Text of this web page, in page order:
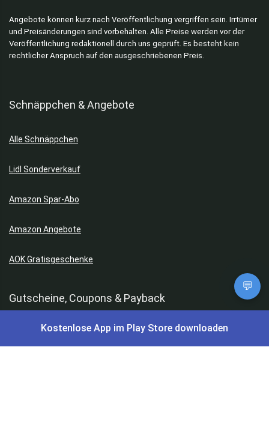
Angebote können kurz nach Veröffentlichung vergriffen sein. Irrtümer
und Preisänderungen sind vorbehalten. Alle Preise werden vor der
Veröffentlichung redaktionell durch uns geprüft. Es besteht kein
rechtlicher Anspruch auf den ausgeschriebenen Preis.
Schnäppchen & Angebote
Alle Schnäppchen
Lidl Sonderverkauf
Amazon Spar-Abo
Amazon Angebote
AOK Gratisgeschenke
Gutscheine, Coupons & Payback
Coupons & Gutscheine
💬
Kostenlose App im Play Store downloaden